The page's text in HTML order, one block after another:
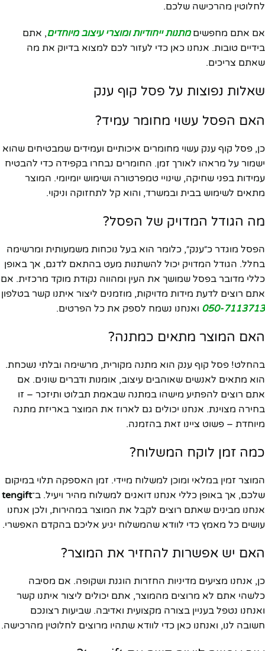
לחלוטין מהרכישה שלכם.
אם אתם מחפשיםמתנות ייחודיות ומוצרי עיצוב מיוחדים, אתם
בידיים טובות. אנחנו כאן כדי לעזור לכם למצוא בדיוק את מה
שאתם צריכים.
שאלות נפוצות על פסל קוף ענק
האם הפסל עשוי מחומר עמיד?
כן, פסל קוף ענק עשוי מחומרים איכותיים ועמידים שמבטיחים שהוא
ישמור על מראהו לאורך זמן. החומרים נבחרו בקפידה כדי להבטיח
עמידות בפני שחיקה, שינויי טמפרטורה ושימוש יומיומי. המוצר
מתאים לשימוש בבית ובמשרד, והוא קל לתחזוקה וניקוי.
מה הגודל המדויק של הפסל?
הפסל מוגדר כ״ענק״, כלומר הוא בעל נוכחות משמעותית ומרשימה
בחלל. הגודל המדויק יכול להשתנות מעט בהתאם לדגם, אך באופן
כללי מדובר בפסל שמושך את העין ומהווה נקודת מוקד מרכזית. אם
אתם רוצים לדעת מידות מדויקות, מוזמנים ליצור איתנו קשר בטלפון
050-7113713 ואנחנו נשמח לספק את כל הפרטים.
האם המוצר מתאים כמתנה?
בהחלט! פסל קוף ענק הוא מתנה מקורית, מרשימה ובלתי נשכחת.
הוא מתאים לאנשים שאוהבים עיצוב, אומנות ודברים שונים. אם
אתם רוצים להפתיע מישהו במתנה שבאמת תבלוט ותיזכר – זו
בחירה מצוינת. אנחנו יכולים גם לארוז את המוצר באריזת מתנה
מיוחדת – פשוט ציינו זאת בהזמנה.
כמה זמן לוקח המשלוח?
המוצר זמין במלאי ומוכן למשלוח מיידי. זמן האספקה תלוי במיקום
שלכם, אך באופן כללי אנחנו דואגים למשלוח מהיר ויעיל. ב־tengift
אנחנו מבינים שאתם רוצים לקבל את המוצר במהירות, ולכן אנחנו
עושים כל מאמץ כדי לוודא שהמשלוח יגיע אליכם בהקדם האפשרי.
האם יש אפשרות להחזיר את המוצר?
כן, אנחנו מציעים מדיניות החזרות הוגנת ושקופה. אם מסיבה
כלשהי אתם לא מרוצים מהמוצר, אתם יכולים ליצור איתנו קשר
ואנחנו נטפל בעניין בצורה מקצועית ואדיבה. שביעות רצונכם
חשובה לנו, ואנחנו כאן כדי לוודא שתהיו מרוצים לחלוטין מהרכישה.